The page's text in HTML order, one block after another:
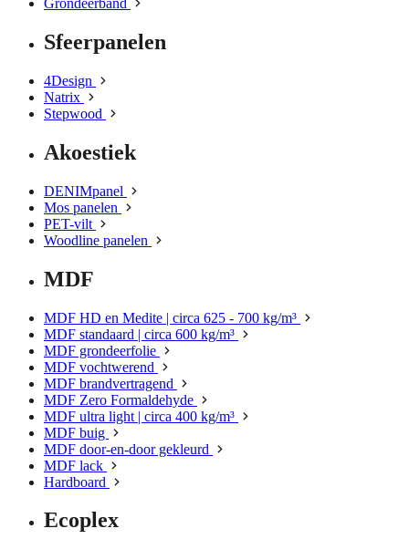
Grondeerband
Sfeerpanelen
4Design
Natrix
Stepwood
Akoestiek
DENIMpanel
Mos panelen
PET-vilt
Woodline panelen
MDF
MDF HD en Medite | circa 625 - 700 kg/m³
MDF standaard | circa 600 kg/m³
MDF grondeerfolie
MDF vochtwerend
MDF brandvertragend
MDF Zero Formaldehyde
MDF ultra light | circa 400 kg/m³
MDF buig
MDF door-en-door gekleurd
MDF lack
Hardboard
Ecoplex